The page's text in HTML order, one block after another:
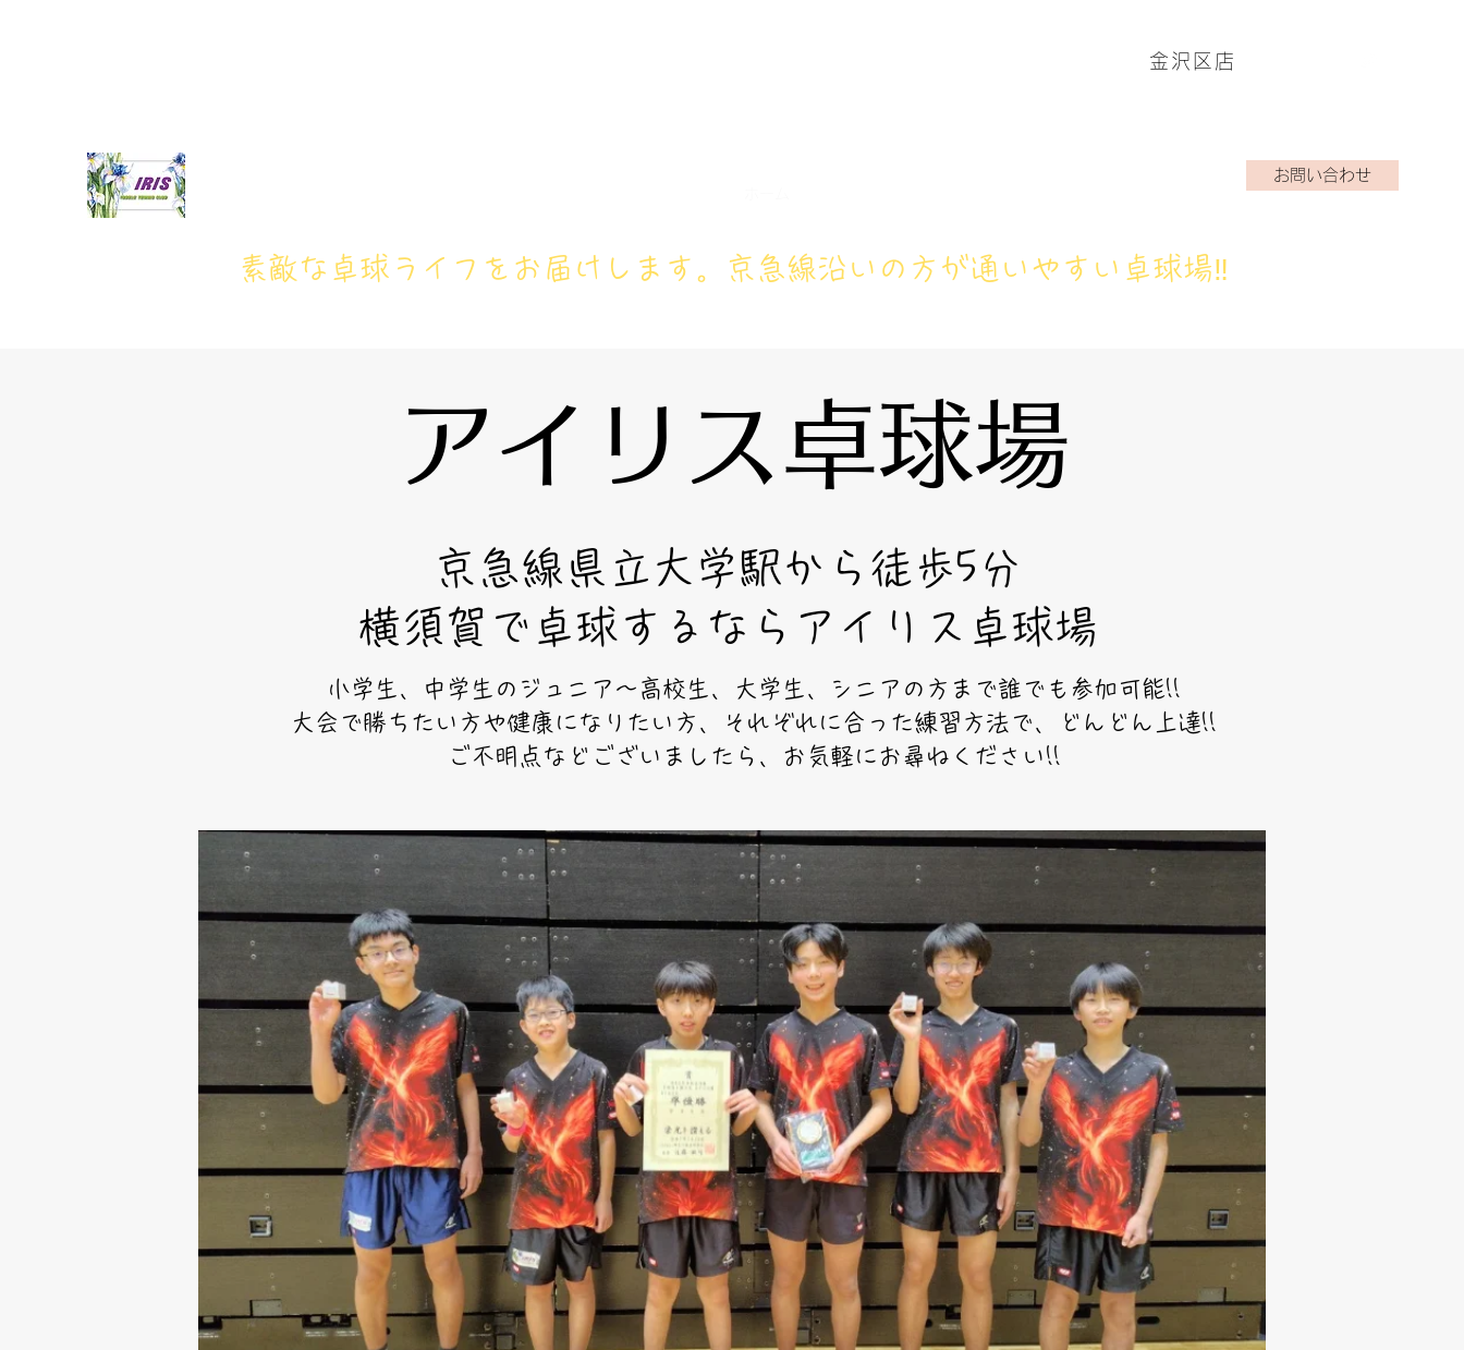
金沢区店
お問い合わせ
​素敵な卓球ライフをお届けします。京急線沿いの方が通いやすい卓球場‼
アイリス卓球場
京急線県立大学駅から徒歩5分
横須賀で卓球するならアイリス卓球場
小学生、中学生のジュニア～高校生、大学生、シニアの方まで誰でも参加可能!!
大会で勝ちたい方や健康になりたい方、それぞれに合った練習方法で、どんどん上達!!
ご不明点などございましたら、お気軽にお尋ねください!!